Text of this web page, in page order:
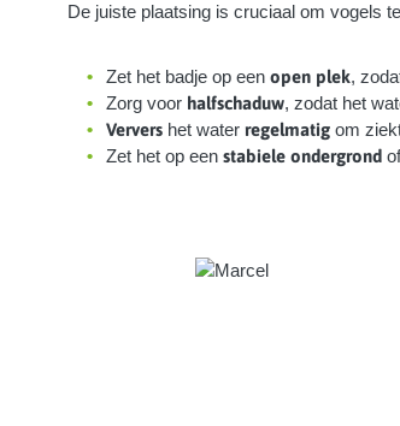
De juiste plaatsing is cruciaal om vogels
Zet het badje op een open plek,
Zorg voor halfschaduw, zodat het
Ververs het water regelmatig om
Zet het op een stabiele ondergrond